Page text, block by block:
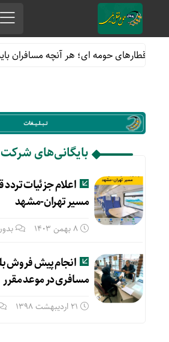
از قطارهای حومه ای؛ هر آنچه مسافران باید
بایگانی‌های
اعلام جزئیات
مسیر تهران-مشهد
8 بهمن 1403
انجام پیش فروش
مسافری در موعد مقرر
21 اردیبهشت 1398